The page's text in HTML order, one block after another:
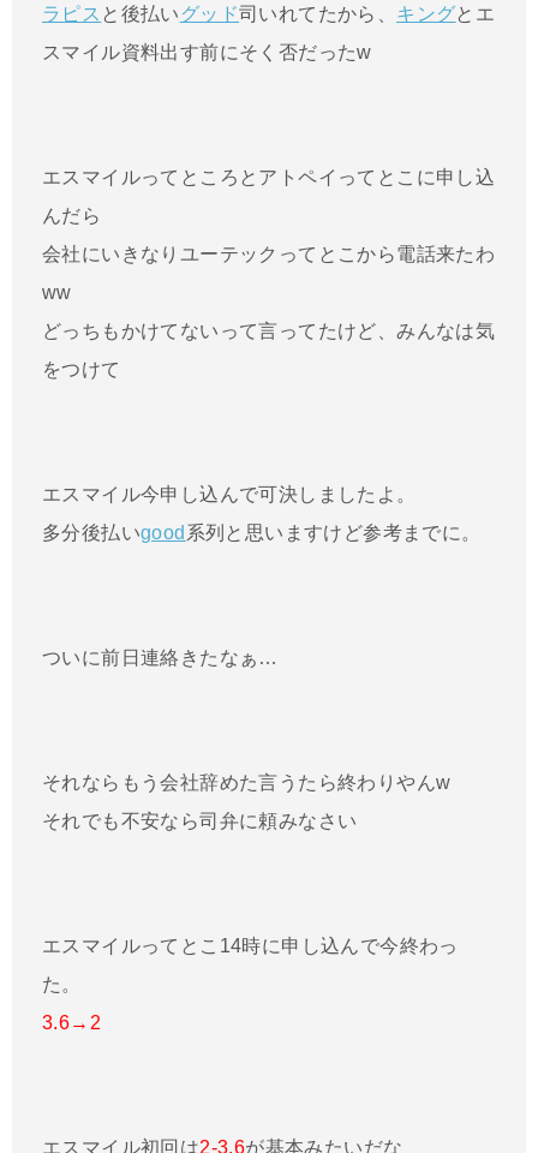
ラピス と後払い グッド司いれてたから、 キングとエ
スマイル資料出す前にそく否だったw
エスマイルってところとアトペイってとこに申し込
んだら
会社にいきなりユーテックってとこから電話来たわ
ww
どっちもかけてないって言ってたけど、みんなは気
をつけて
エスマイル今申し込んで可決しましたよ。
多分後払いgood 系列と思いますけど参考までに。
ついに前日連絡きたなぁ…
それならもう会社辞めた言うたら終わりやんw
それでも不安なら司弁に頼みなさい
エスマイルってとこ14時に申し込んで今終わっ
た。
3.6→2
エスマイル初回は2-3.6が基本みたいだな